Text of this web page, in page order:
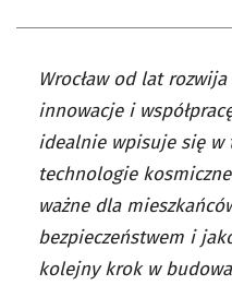
Wrocław od lat
innowacje i
idealnie wpisuje się w
technologie
ważne dla
bezpieczeństwem i
kolejny krok w